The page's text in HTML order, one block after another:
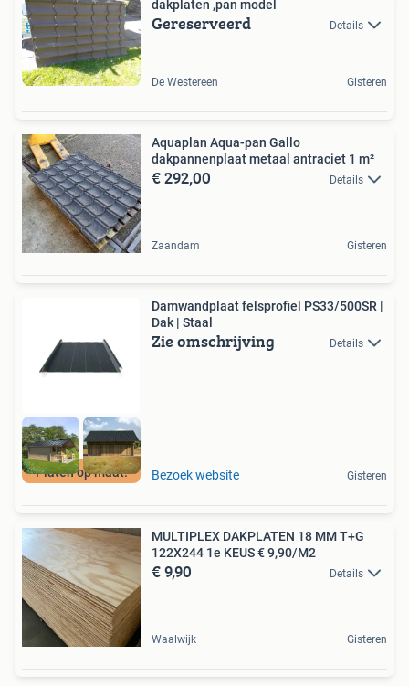
dakplaten ,pan model
Gereserveerd Details
De Westereen Gisteren
Aquaplan Aqua-pan Gallo
dakpannenplaat metaal antraciet 1 m²
€ 292,00 Details
Zaandam Gisteren
Platen op maat!
Damwandplaat felsprofiel PS33/500SR |
Dak | Staal
Zie omschrijving Details
Bezoek website Gisteren
MULTIPLEX DAKPLATEN 18 MM T+G
122X244 1e KEUS € 9,90/M2
€ 9,90 Details
Waalwijk Gisteren